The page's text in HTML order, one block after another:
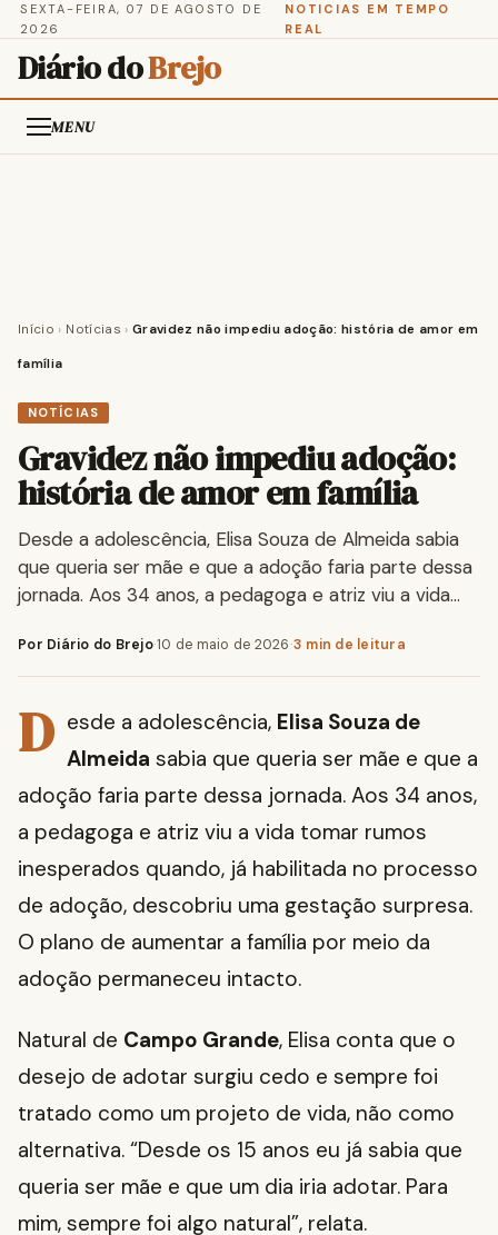
SEXTA-FEIRA, 07 DE AGOSTO DE
2026
NOTICIAS EM TEMPO
REAL
Diário doBrejo
MENU
Início › Notícias › Gravidez não impediu adoção: história de amor em
família
NOTÍCIAS
Gravidez não impediu adoção:
história de amor em família
Desde a adolescência, Elisa Souza de Almeida sabia
que queria ser mãe e que a adoção faria parte dessa
jornada. Aos 34 anos, a pedagoga e atriz viu a vida…
Por Diário do Brejo·10 de maio de 2026·3 min de leitura
D esde a adolescência, Elisa Souza de
Almeida sabia que queria ser mãe e que a
adoção faria parte dessa jornada. Aos 34 anos,
a pedagoga e atriz viu a vida tomar rumos
inesperados quando, já habilitada no processo
de adoção, descobriu uma gestação surpresa.
O plano de aumentar a família por meio da
adoção permaneceu intacto.
Natural de Campo Grande, Elisa conta que o
desejo de adotar surgiu cedo e sempre foi
tratado como um projeto de vida, não como
alternativa. “Desde os 15 anos eu já sabia que
queria ser mãe e que um dia iria adotar. Para
mim, sempre foi algo natural”, relata.